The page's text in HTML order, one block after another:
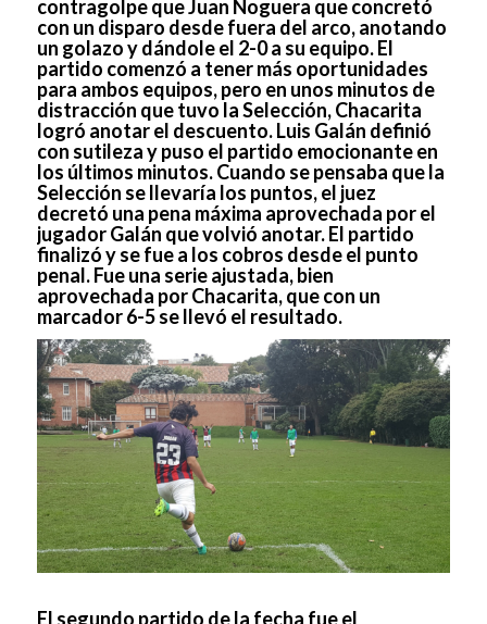
contragolpe que Juan Noguera que concretó
con un disparo desde fuera del arco, anotando
un golazo y dándole el 2-0 a su equipo. El
partido comenzó a tener más oportunidades
para ambos equipos, pero en unos minutos de
distracción que tuvo la Selección, Chacarita
logró anotar el descuento. Luis Galán definió
con sutileza y puso el partido emocionante en
los últimos minutos. Cuando se pensaba que la
Selección se llevaría los puntos, el juez
decretó una pena máxima aprovechada por el
jugador Galán que volvió anotar. El partido
finalizó y se fue a los cobros desde el punto
penal. Fue una serie ajustada, bien
aprovechada por Chacarita, que con un
marcador 6-5 se llevó el resultado.
El segundo partido de la fecha fue el